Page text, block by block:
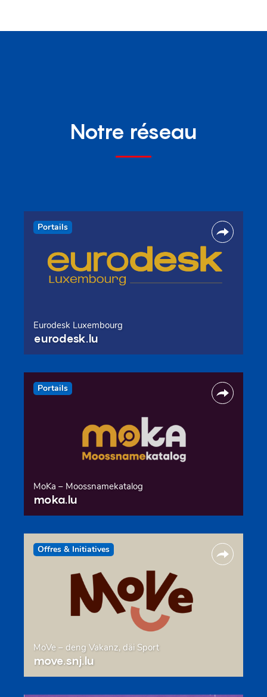
Notre réseau
Portails
Eurodesk Luxembourg
eurodesk.lu
Portails
MoKa – Moossnamekatalog
moka.lu
Offres & Initiatives
MoVe – deng Vakanz, däi Sport
move.snj.lu